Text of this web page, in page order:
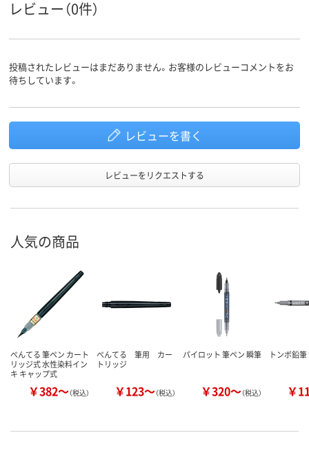
形状 ツイン
線の太さ 細字・太字ツイン 細字・太字ツイン
レビュー（0件）
投稿されたレビューはまだありません。お客様のレビューコメントをお
待ちしています。
レビューを書く
レビューをリクエストする
人気の商品
ぺんてる 筆ペン カート
リッジ式 水性染料イン
キ キャップ式
￥382～（税込）
ぺんてる 筆用 カー
トリッジ
￥123～（税込）
パイロット 筆ペン 瞬筆
￥320～（税込）
トンボ鉛
￥